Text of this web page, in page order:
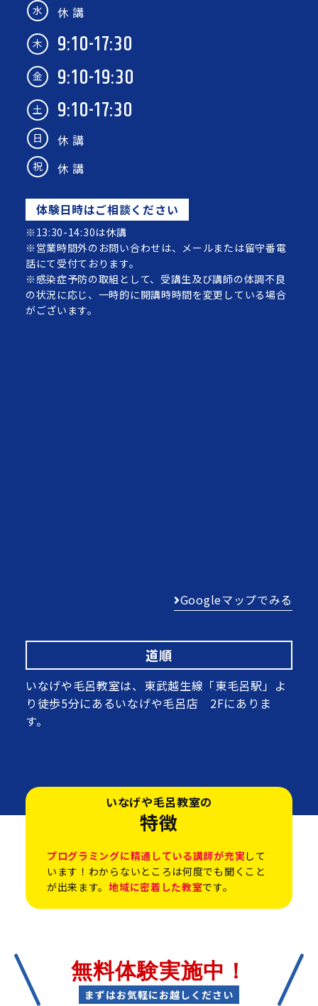
水 休 講
木 9:10-17:30
金 9:10-19:30
土 9:10-17:30
日 休 講
祝 休 講
体験日時はご相談ください
※13:30-14:30は休講
※営業時間外のお問い合わせは、メールまたは留守番電
話にて受付ております。
※感染症予防の取組として、受講生及び講師の体調不良
の状況に応じ、一時的に開講時時間を変更している場合
がございます。
Googleマップでみる
道順
いなげや毛呂教室は、東武越生線「東毛呂駅」よ
り徒歩5分にあるいなげや毛呂店 2Fにありま
す。
いなげや毛呂教室の
特徴
プログラミングに精通している講師が充実して
います！わからないところは何度でも聞くこと
が出来ます。地域に密着した教室です。
無料体験実施中！
まずはお気軽にお越しください